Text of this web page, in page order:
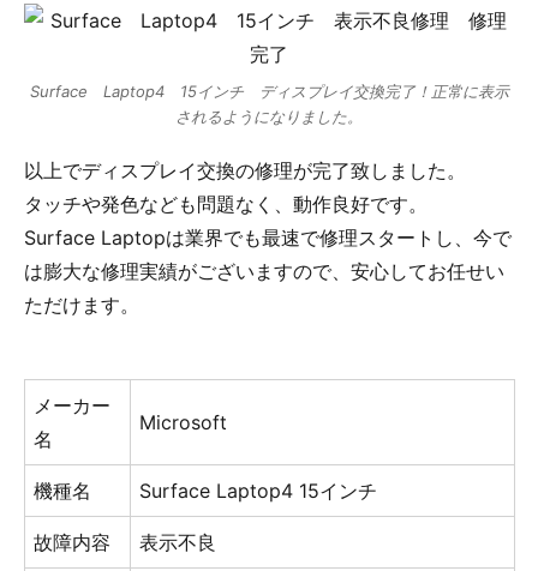
Surface Laptop4 15インチ ディスプレイ交換完了！正常に表示
されるようになりました。
以上でディスプレイ交換の修理が完了致しました。
タッチや発色なども問題なく、動作良好です。
Surface Laptopは業界でも最速で修理スタートし、今で
は膨大な修理実績がございますので、安心してお任せい
ただけます。
メーカー
名
Microsoft
機種名 Surface Laptop4 15インチ
故障内容 表示不良